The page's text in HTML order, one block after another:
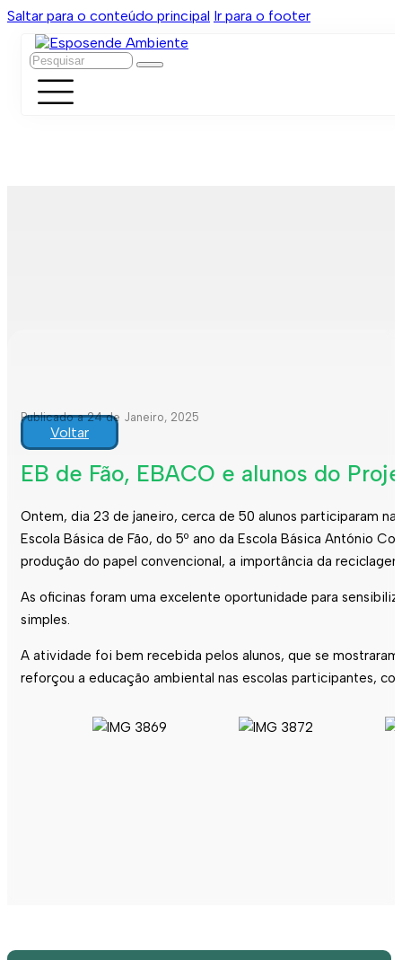
Saltar para o conteúdo principal Ir para o footer
Pesquisar
Publicado a 24 de Janeiro, 2025
Voltar
EB de Fão, EBACO e alunos do
Ontem, dia 23 de janeiro, cerca de 50 alunos participaram
Escola Básica de Fão, do 5º ano da Escola Básica António
produção do papel convencional, a importância da
As oficinas foram uma excelente oportunidade para
simples.
A atividade foi bem recebida pelos alunos, que se
reforçou a educação ambiental nas escolas participantes,